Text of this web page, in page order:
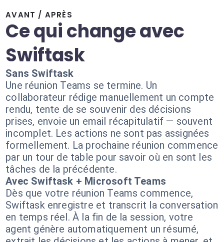
AVANT / APRÈS
Ce qui change avec
Swiftask
Sans Swiftask
Une réunion Teams se termine. Un
collaborateur rédige manuellement un compte
rendu, tente de se souvenir des décisions
prises, envoie un email récapitulatif — souvent
incomplet. Les actions ne sont pas assignées
formellement. La prochaine réunion commence
par un tour de table pour savoir où en sont les
tâches de la précédente.
Avec Swiftask + Microsoft Teams
Dès que votre réunion Teams commence,
Swiftask enregistre et transcrit la conversation
en temps réel. À la fin de la session, votre
agent génère automatiquement un résumé,